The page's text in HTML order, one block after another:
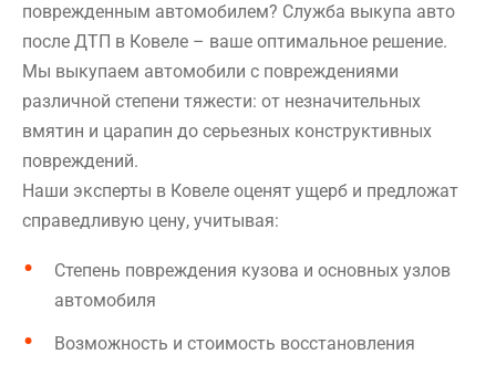
поврежденным автомобилем? Служба выкупа авто
после ДТП в Ковеле – ваше оптимальное решение.
Мы выкупаем автомобили с повреждениями
различной степени тяжести: от незначительных
вмятин и царапин до серьезных конструктивных
повреждений.
Наши эксперты в Ковеле оценят ущерб и предложат
справедливую цену, учитывая:
Степень повреждения кузова и основных узлов
автомобиля
Возможность и стоимость восстановления